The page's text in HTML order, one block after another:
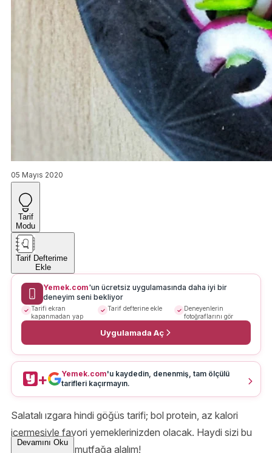
05 Mayıs 2020
Tarif
Modu
Tarif Defterime
Ekle
Yemek.com'un ücretsiz uygulamasında daha iyi bir
deneyim seni bekliyor
Tarifi ekran
kapanmadan yap
Tarif defterine ekle
Deneyenlerin
fotoğraflarını gör
Uygulamada Aç
+ Yemek.com'u kaydedin, denenmiş, tam ölçülü
tarifleri kaçırmayın.
Salatalı ızgara hindi göğüs tarifi; bol protein, az kalori
içermesiyle favori yemeklerinizden olacak. Haydi sizi bu
enfes tarif için mutfağa alalım!
Devamını Oku